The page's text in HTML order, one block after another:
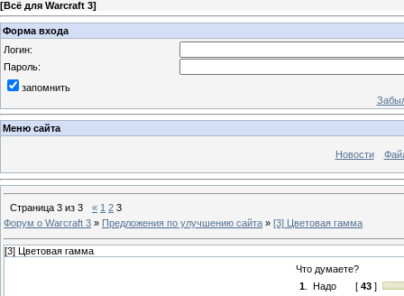
[Всё для Warcraft 3]
Форма входа
Логин:
Пароль:
запомнить
Меню сайта
Новости
Страница 3 из 3 « 1 2 3
Форум о Warcraft 3 » Предложения по улучшению сайта » [3] Цветовая гамма
[3] Цветовая гамма
Что думаете?
1. Надо [ 43]